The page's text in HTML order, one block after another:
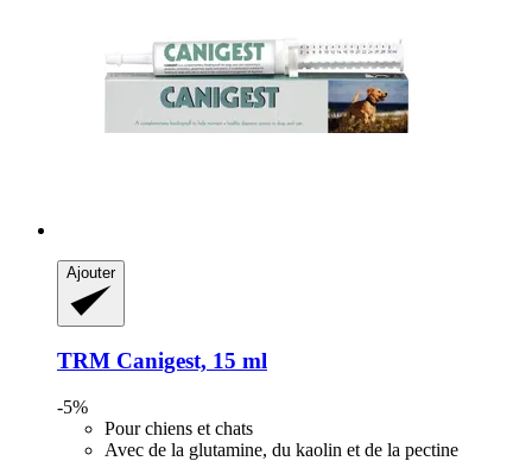
Ajouter
TRM Canigest, 15 ml
-5%
Pour chiens et chats
Avec de la glutamine, du kaolin et de la pectine